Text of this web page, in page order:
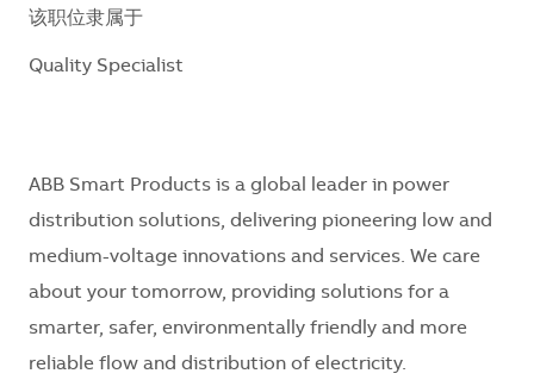
该职位隶属于
Quality Specialist
ABB Smart Products is a global leader in power
distribution solutions, delivering pioneering low and
medium-voltage innovations and services. We care
about your tomorrow, providing solutions for a
smarter, safer, environmentally friendly and more
reliable flow and distribution of electricity.